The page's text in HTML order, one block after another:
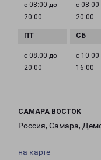
с 08:00 до
20:00
с 08:00
20:00
с 08:00 до
20:00
с 10:00
16:00
САМАРА ВОСТОК
Россия, Самара,
на карте